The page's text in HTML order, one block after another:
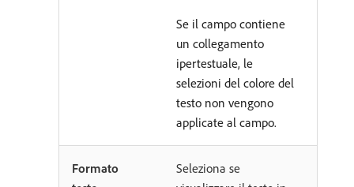
Se il campo contiene
un collegamento
ipertestuale, le
selezioni del colore del
testo non vengono
applicate al campo.
Formato
Seleziona se